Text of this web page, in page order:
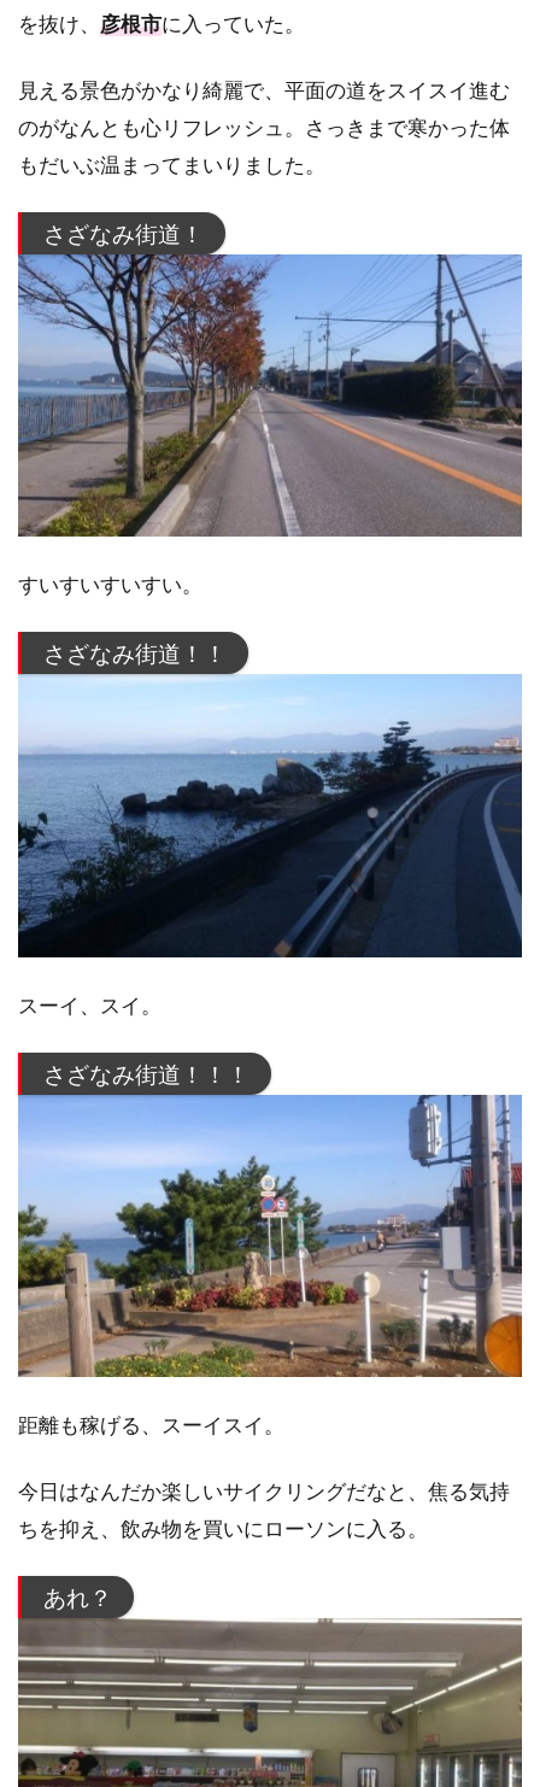
を抜け、 彦根市に入っていた。
見える景色がかなり綺麗で、平面の道をスイスイ進む
のがなんとも心リフレッシュ。さっきまで寒かった体
もだいぶ温まってまいりました。
さざなみ街道！
すいすいすいすい。
さざなみ街道！！
スーイ、スイ。
さざなみ街道！！！
距離も稼げる、スーイスイ。
今日はなんだか楽しいサイクリングだなと、焦る気持
ちを抑え、飲み物を買いにローソンに入る。
あれ？